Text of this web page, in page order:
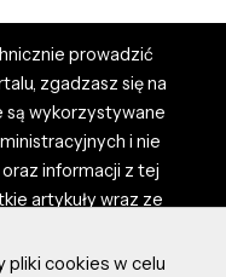
prowadzić
zgadzasz się na
są wykorzystywane
i nie
informacji z tej
artykuły wraz ze
na portalu są
i właściciel
pliki cookies w celu